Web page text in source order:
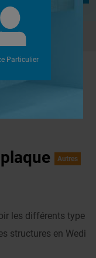
entre les plaque
Autres
les différents type
structures en Wedi
Particulier